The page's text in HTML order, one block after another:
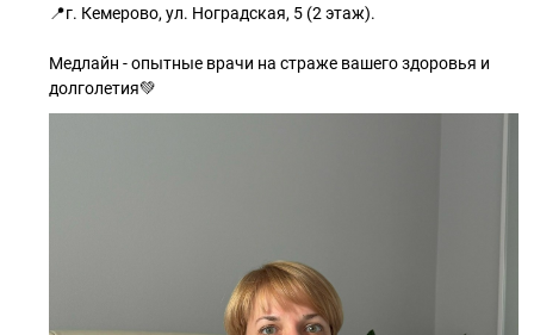
📍г. Кемерово, ул. Ноградская, 5 (2 этаж).
Медлайн - опытные врачи на страже вашего здоровья и
долголетия💚